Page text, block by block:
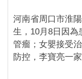
河南省周口市淮
生，10月8日因
管瘤；女嬰接受
防控，李寶亮一